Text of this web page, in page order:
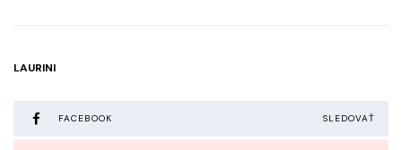
LAURINI
FACEBOOK SLEDOVAŤ